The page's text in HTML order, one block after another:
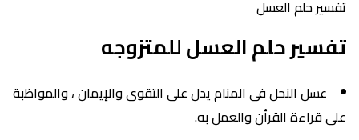
تفسير حلم العسل
تفسير حلم العسل للمتزوجه
عسل النحل فى المنام يدل على التقوى والإيمان ، والمواظبة
على قراءة القرأن والعمل به.